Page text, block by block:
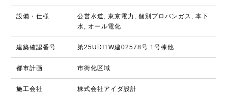
設備・仕様
公営水道, 東京電力, 個別プロパンガス, 本下
水, オール電化
建築確認番号 第25UDI1W建02578号 1号棟他
都市計画 市街化区域
施工会社 株式会社アイダ設計